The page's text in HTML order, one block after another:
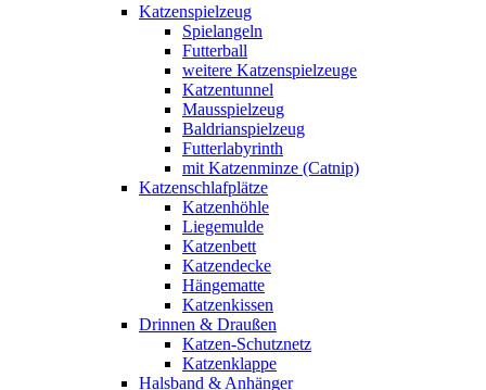
Katzenspielzeug
Spielangeln
Futterball
weitere Katzenspielzeuge
Katzentunnel
Mausspielzeug
Baldrianspielzeug
Futterlabyrinth
mit Katzenminze (Catnip)
Katzenschlafplätze
Katzenhöhle
Liegemulde
Katzenbett
Katzendecke
Hängematte
Katzenkissen
Drinnen & Draußen
Katzen-Schutznetz
Katzenklappe
Halsband & Anhänger